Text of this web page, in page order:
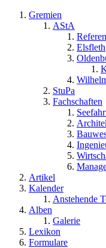
Gremien
AStA
Elsfleth
StuPa
Fachschaften
Artikel
Kalender
Anstehende
Alben
Galerie
Lexikon
Formulare